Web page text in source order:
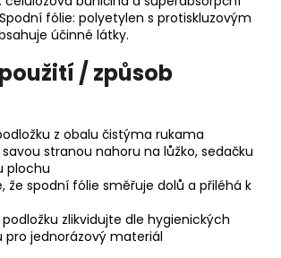
fólie: polyetylen s protiskluzovým
účinné látky.
/ způsob
z obalu čistýma rukama
savou stranou nahoru na lůžko, sedačku
plochu
že spodní fólie směřuje dolů a přiléhá k
zlikvidujte dle hygienických
pro jednorázový materiál